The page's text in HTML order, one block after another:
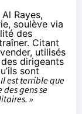
Rayes,
soulève via
des
Citant
, utilisés
dirigeants
sont
est terrible que
gens se
»